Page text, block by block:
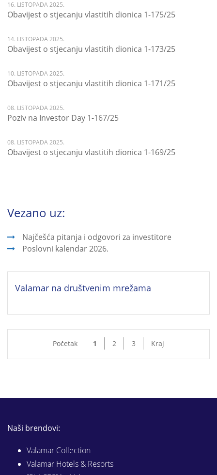
16. LISTOPADA 2025.
Obavijest o stjecanju vlastitih dionica 1-175/25
14. LISTOPADA 2025.
Obavijest o stjecanju vlastitih dionica 1-173/25
10. LISTOPADA 2025.
Obavijest o stjecanju vlastitih dionica 1-171/25
08. LISTOPADA 2025.
Poziv na Investor Day 1-167/25
08. LISTOPADA 2025.
Obavijest o stjecanju vlastitih dionica 1-169/25
Vezano uz:
Najčešća pitanja i odgovori za investitore
Poslovni kalendar 2026.
Valamar na društvenim mrežama
Početak 1 2 3 Kraj
Naši brendovi:
Valamar Collection
Valamar Hotels & Resorts